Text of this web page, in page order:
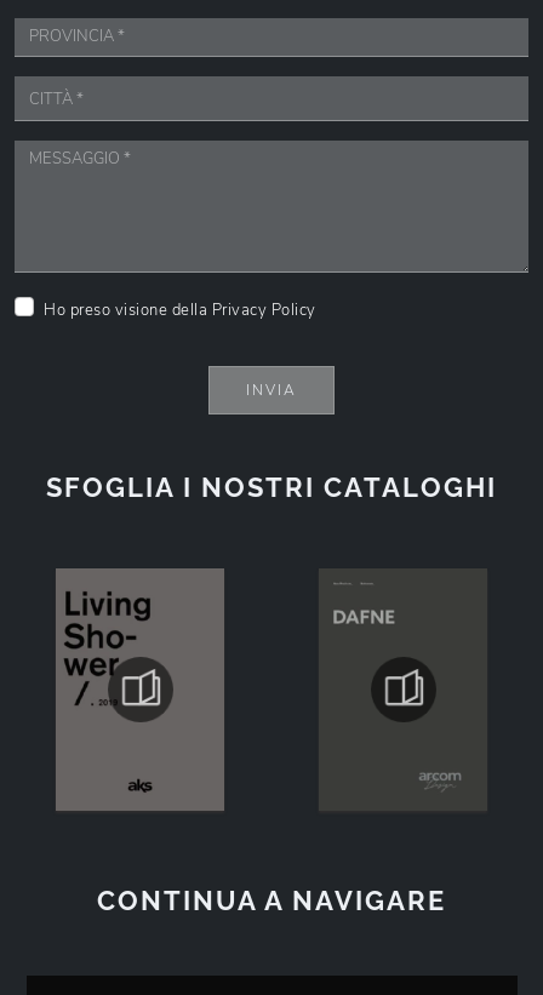
SFOGLIA I NOSTRI CATALOGHI
CONTINUA A NAVIGARE
Ho preso visione della Privacy Policy
INVIA